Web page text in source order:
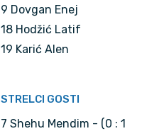
9 Dovgan Enej
18 Hodžić Latif
19 Karić Alen
STRELCI GOSTI
7 Shehu Mendim - (0 : 1